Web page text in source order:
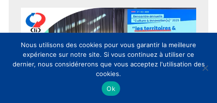
Nous utilisons des cookies pour vous garantir la meilleure
expérience sur notre site. Si vous continuez à utiliser ce
dernier, nous considérerons que vous acceptez l'utilisation des
cookies.
Ok